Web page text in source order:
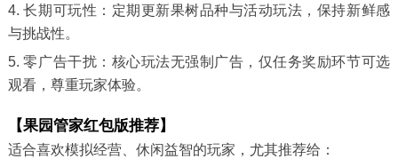
4. 长期可玩性：定期更新果树品种与活动玩法，保持新鲜感
与挑战性。
5. 零广告干扰：核心玩法无强制广告，仅任务奖励环节可选
观看，尊重玩家体验。
【果园管家红包版推荐】
适合喜欢模拟经营、休闲益智的玩家，尤其推荐给：